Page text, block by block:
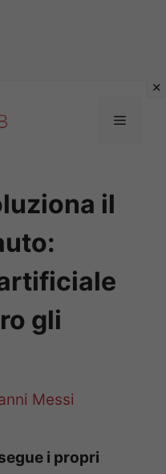
Menu
il
gli
Messi
i propri